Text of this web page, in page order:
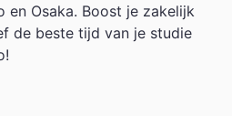
en Osaka. Boost je zakelijk
de beste tijd van je studie